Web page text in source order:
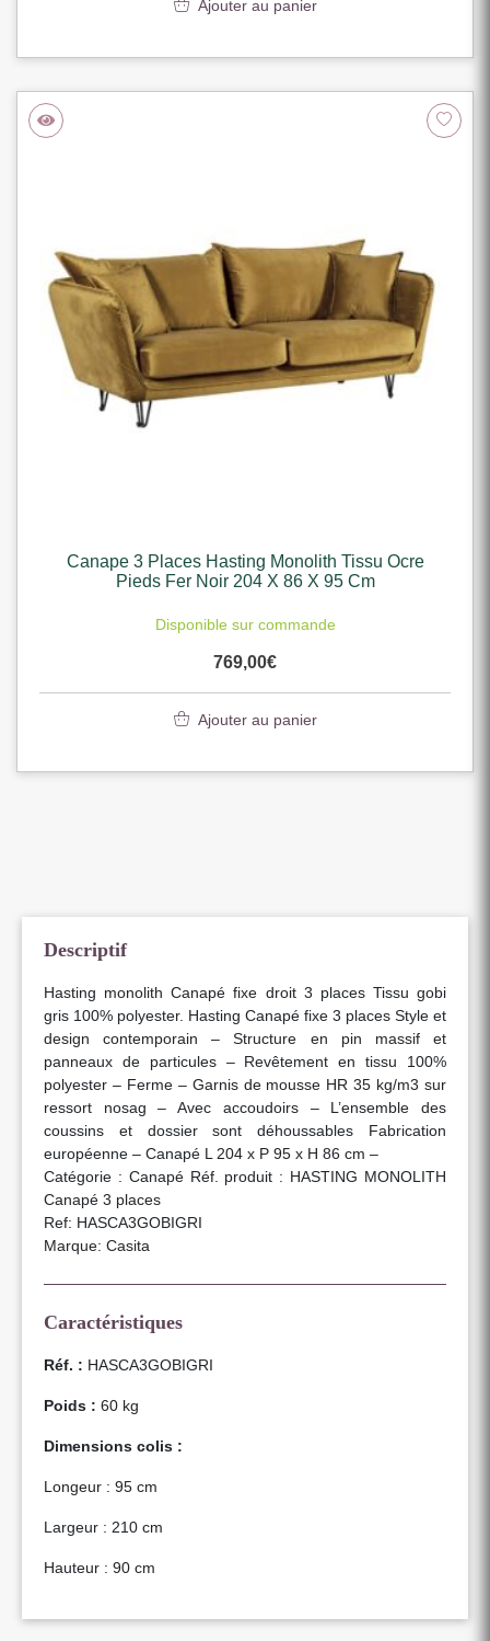
Ajouter au panier
Canape 3 Places Hasting Monolith Tissu Ocre
Pieds Fer Noir 204 X 86 X 95 Cm
Disponible sur commande
769,00€
Ajouter au panier
Descriptif
Hasting monolith Canapé fixe droit 3 places Tissu gobi
gris 100% polyester. Hasting Canapé fixe 3 places Style et
design contemporain – Structure en pin massif et
panneaux de particules – Revêtement en tissu 100%
polyester – Ferme – Garnis de mousse HR 35 kg/m3 sur
ressort nosag – Avec accoudoirs – L’ensemble des
coussins et dossier sont déhoussables Fabrication
européenne – Canapé L 204 x P 95 x H 86 cm –
Catégorie : Canapé Réf. produit : HASTING MONOLITH
Canapé 3 places
Ref: HASCA3GOBIGRI
Marque: Casita
Caractéristiques
Réf. : HASCA3GOBIGRI
Poids : 60 kg
Dimensions colis :
Longeur : 95 cm
Largeur : 210 cm
Hauteur : 90 cm